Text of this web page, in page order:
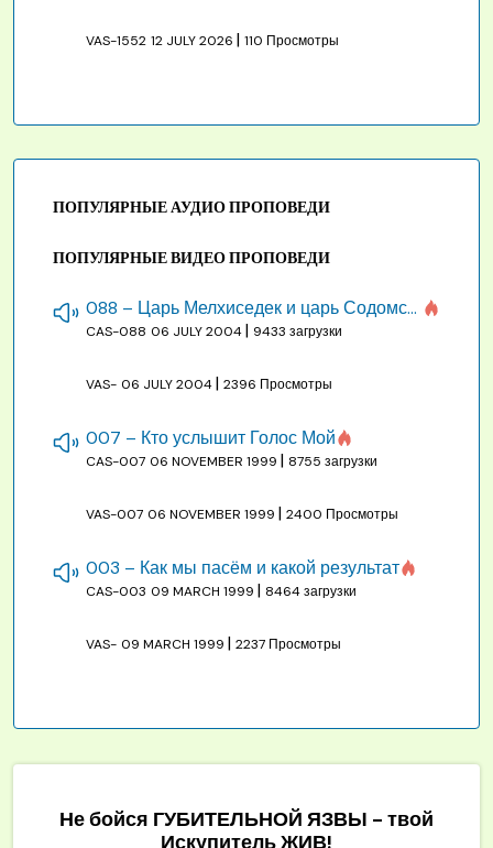
VAS-1552 12 JULY 2026 | 110 Просмотры
ПОПУЛЯРНЫЕ АУДИО ПРОПОВЕДИ
ПОПУЛЯРНЫЕ ВИДЕО ПРОПОВЕДИ
088 – Царь Мелхиседек и царь Содомский
CAS-088 06 JULY 2004| 9433 загрузки
VAS- 06 JULY 2004| 2396 Просмотры
007 – Кто услышит Голос Мой
CAS-007 06 NOVEMBER 1999 | 8755 загрузки
VAS-007 06 NOVEMBER 1999 | 2400 Просмотры
003 – Как мы пасём и какой результат
CAS-003 09 MARCH 1999 | 8464 загрузки
VAS- 09 MARCH 1999 | 2237 Просмотры
Не бойся ГУБИТЕЛЬНОЙ ЯЗВЫ - твой
Искупитель ЖИВ!